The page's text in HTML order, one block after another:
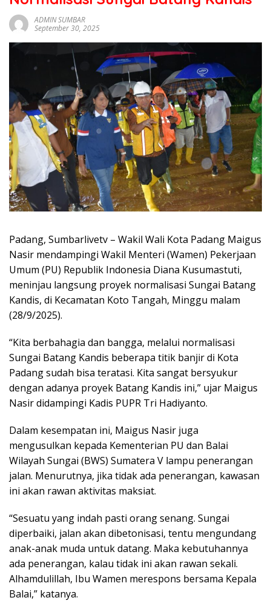
sumbar
tv
live
ADMIN SUMBAR
September 30, 2025
Padang, Sumbarlivetv – Wakil Wali Kota Padang Maigus
Nasir mendampingi Wakil Menteri (Wamen) Pekerjaan
Umum (PU) Republik Indonesia Diana Kusumastuti,
meninjau langsung proyek normalisasi Sungai Batang
Kandis, di Kecamatan Koto Tangah, Minggu malam
(28/9/2025).
“Kita berbahagia dan bangga, melalui normalisasi
Sungai Batang Kandis beberapa titik banjir di Kota
Padang sudah bisa teratasi. Kita sangat bersyukur
dengan adanya proyek Batang Kandis ini,” ujar Maigus
Nasir didampingi Kadis PUPR Tri Hadiyanto.
Dalam kesempatan ini, Maigus Nasir juga
mengusulkan kepada Kementerian PU dan Balai
Wilayah Sungai (BWS) Sumatera V lampu penerangan
jalan. Menurutnya, jika tidak ada penerangan, kawasan
ini akan rawan aktivitas maksiat.
“Sesuatu yang indah pasti orang senang. Sungai
diperbaiki, jalan akan dibetonisasi, tentu mengundang
anak-anak muda untuk datang. Maka kebutuhannya
ada penerangan, kalau tidak ini akan rawan sekali.
Alhamdulillah, Ibu Wamen merespons bersama Kepala
Balai,” katanya.